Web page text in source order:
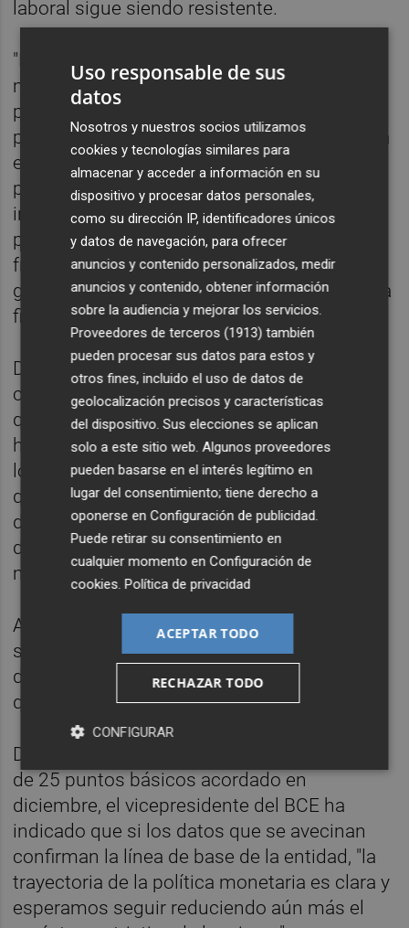
laboral sigue siendo resistente.
"El equilibrio de los riesgos
macroeconómicos ha pasado de las
preocupaciones por una alta inflación a las
preocupaciones por un bajo crecimiento", ha
explicado Guindos, añadiendo que las
perspectivas se ven empañadas por una
incertidumbre aún mayor, impulsada por
posibles fricciones comerciales globales,
fragmentación macroeconómica, tensiones
geopolíticas y preocupaciones sobre política
fiscal en la eurozona.
De este modo, de cara al futuro, el español
considera que se dan las condiciones para
que el crecimiento se fortalezca durante el
horizonte de proyección, aunque menos de
lo previsto en rondas anteriores, y espera
que, a medida que continúa la recuperación
de los salarios y cae la inflación, el aumento
de los salarios reales debería conducir a un
mayor gasto de los hogares.
Asimismo, si las tensiones comerciales no
se intensifican, las exportaciones también
deberían respaldar la recuperación a medida
que aumenta la demanda mundial.
De tal manera, después del recorte de tipos
de 25 puntos básicos acordado en
diciembre, el vicepresidente del BCE ha
indicado que si los datos que se avecinan
confirman la línea de base de la entidad, "la
trayectoria de la política monetaria es clara y
esperamos seguir reduciendo aún más el
Uso responsable de sus
datos
Nosotros y nuestros socios utilizamos
cookies y tecnologías similares para
almacenar y acceder a información en su
dispositivo y procesar datos personales,
como su dirección IP, identificadores únicos
y datos de navegación, para ofrecer
anuncios y contenido personalizados, medir
anuncios y contenido, obtener información
sobre la audiencia y mejorar los servicios.
Proveedores de terceros (1913) también
pueden procesar sus datos para estos y
otros fines, incluido el uso de datos de
geolocalización precisos y características
del dispositivo. Sus elecciones se aplican
solo a este sitio web. Algunos proveedores
pueden basarse en el interés legítimo en
lugar del consentimiento; tiene derecho a
oponerse enConfiguración de publicidad
Puede retirar su consentimiento en
cualquier momento enConfiguración de
cookies .Política de privacidad
ACEPTAR TODO
RECHAZAR TODO
CONFIGURAR